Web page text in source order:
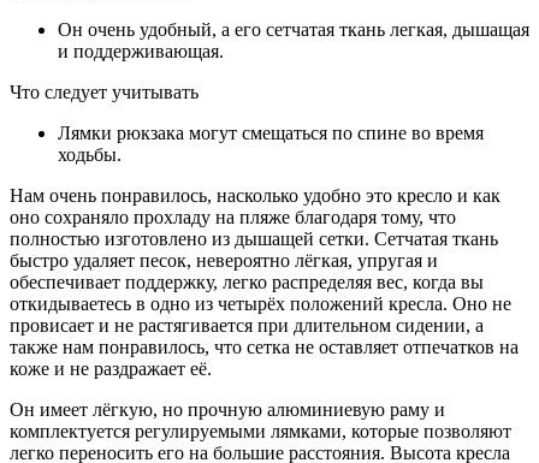
Он очень удобный, а его сетчатая ткань легкая, дышащая
и поддерживающая.
Что следует учитывать
Лямки рюкзака могут смещаться по спине во время
ходьбы.
Нам очень понравилось, насколько удобно это кресло и как
оно сохраняло прохладу на пляже благодаря тому, что
полностью изготовлено из дышащей сетки. Сетчатая ткань
быстро удаляет песок, невероятно лёгкая, упругая и
обеспечивает поддержку, легко распределяя вес, когда вы
откидываетесь в одно из четырёх положений кресла. Оно не
провисает и не растягивается при длительном сидении, а
также нам понравилось, что сетка не оставляет отпечатков на
коже и не раздражает её.
Он имеет лёгкую, но прочную алюминиевую раму и
комплектуется регулируемыми лямками, которые позволяют
легко переносить его на большие расстояния. Высота кресла